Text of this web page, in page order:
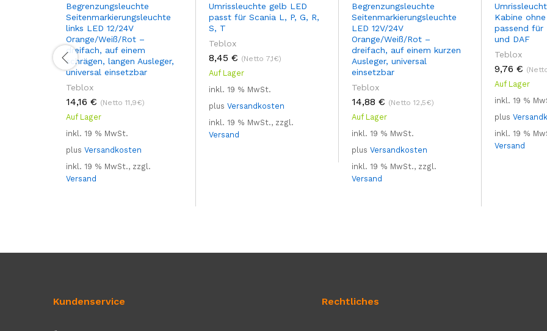
Begrenzungsleuchte
Seitenmarkierungsleuchte
links LED 12/24V
Orange/Weiß/Rot –
dreifach, auf einem
schrägen, langen Ausleger,
universal einsetzbar
Teblox
14,16 € (Netto 11,9€)
Auf Lager
inkl. 19 % MwSt.
plus Versandkosten
inkl. 19 % MwSt., zzgl.
Versand
Umrissleuchte gelb LED
passt für Scania L, P, G, R,
S, T
Teblox
8,45 € (Netto 7,1€)
Auf Lager
inkl. 19 % MwSt.
plus Versandkosten
inkl. 19 % MwSt., zzgl.
Versand
Begrenzungsleuchte
Seitenmarkierungsleuchte
LED 12V/24V
Orange/Weiß/Rot –
dreifach, auf einem kurzen
Ausleger, universal
einsetzbar
Teblox
14,88 € (Netto 12,5€)
Auf Lager
inkl. 19 % MwSt.
plus Versandkosten
inkl. 19 % MwSt., zzgl.
Versand
Kabine
passend für
und DAF
Teblox
9,76 €
Auf Lager
inkl. 19 %
plus
inkl. 19 %
Versand
Kundenservice Rechtliches